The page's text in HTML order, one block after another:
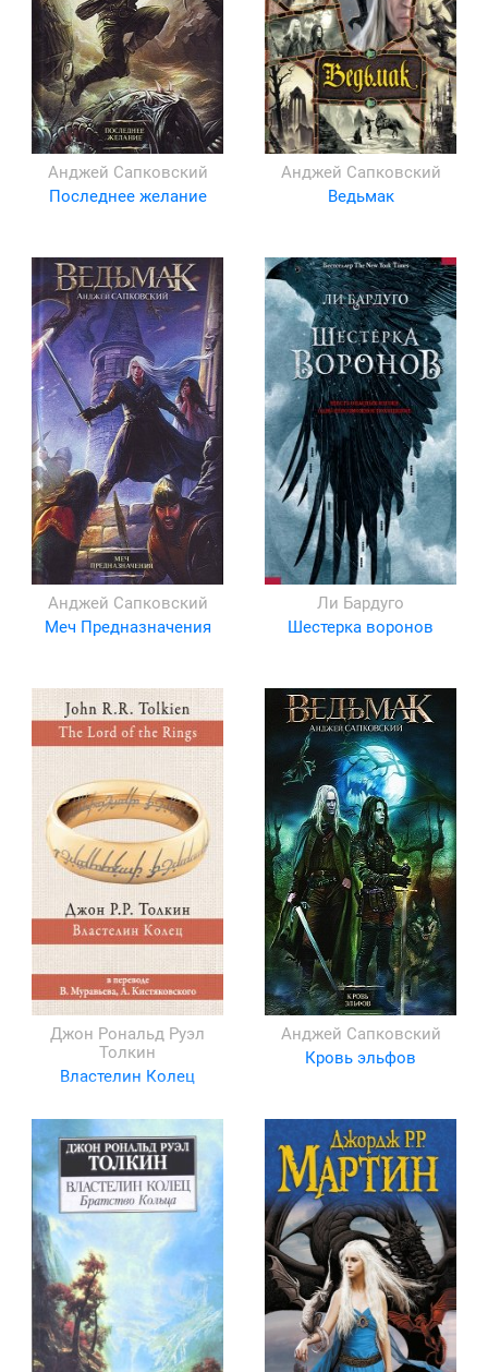
Анджей Сапковский
Последнее желание
Анджей Сапковский
Ведьмак
Анджей Сапковский
Меч Предназначения
Ли Бардуго
Шестерка воронов
Джон Рональд Руэл
Толкин
Властелин Колец
Анджей Сапковский
Кровь эльфов